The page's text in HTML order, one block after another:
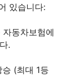
있습니다:
동차보험에
.
(최대 1등